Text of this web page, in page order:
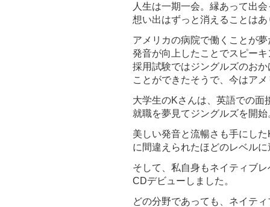
人生は一期一会。縁あって出
想い出はずっと消えることは
アメリカの病院で働くことが
発音が向上したことでスピー
採用試験ではジングルズのお
ことができたそうで、今はア
大学生のKさんは、英語での面
就職を夢見てジングルズを開始
美しい発音と流暢さも手にし
に間違えられたほどのレベル
そして、私自身もネイティブ
CDデビューしました。
どの分野であっても、ネイテ